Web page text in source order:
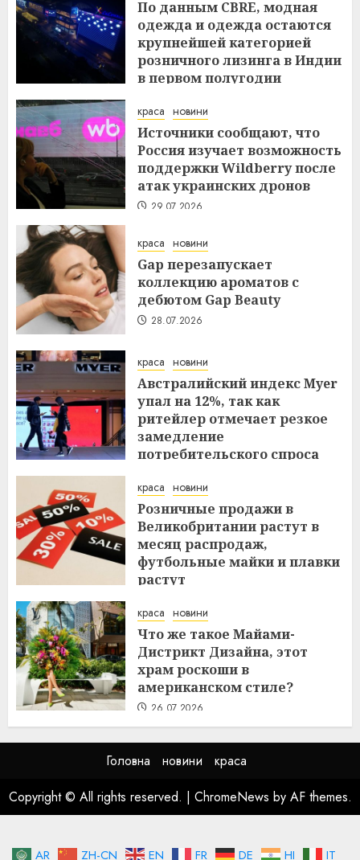
По данным CBRE, модная
одежда и одежда остаются
крупнейшей категорией
розничного лизинга в Индии
в первом полугодии
краса новини
Источники сообщают, что
Россия изучает возможность
поддержки Wildberry после
атак украинских дронов
29.07.2026
краса новини
Gap перезапускает
коллекцию ароматов с
дебютом Gap Beauty
28.07.2026
краса новини
Австралийский индекс Myer
упал на 12%, так как
ритейлер отмечает резкое
замедление
потребительского спроса
краса новини
Розничные продажи в
Великобритании растут в
месяц распродаж,
футбольные майки и плавки
растут
краса новини
Что же такое Майами-
Дистрикт Дизайна, этот
храм роскоши в
американском стиле?
26.07.2026
Головна новини
краса
Copyright © All rights reserved. | ChromeNews by AF themes.
AR ZH-CN EN FR DE HI IT